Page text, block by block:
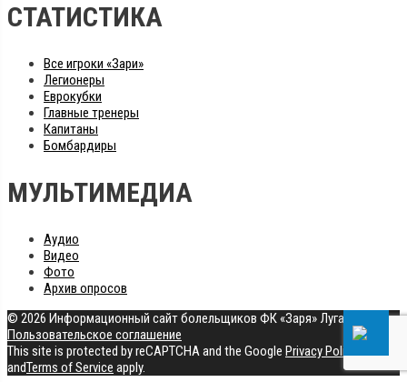
СТАТИСТИКА
Все игроки «Зари»
Легионеры
Еврокубки
Главные тренеры
Капитаны
Бомбардиры
МУЛЬТИМЕДИА
Аудио
Видео
Фото
Архив опросов
© 2026 Информационный сайт болельщиков ФК «Заря» Луганск
Пользовательское соглашение
This site is protected by reCAPTCHA and the Google Privacy Policy
andTerms of Service apply.